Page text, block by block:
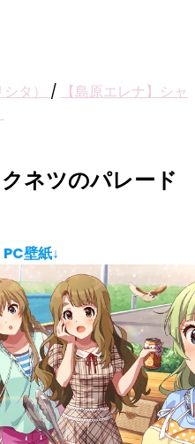
タ） /
【島原エレナ】シャ
ネツのパレード
壁紙↓